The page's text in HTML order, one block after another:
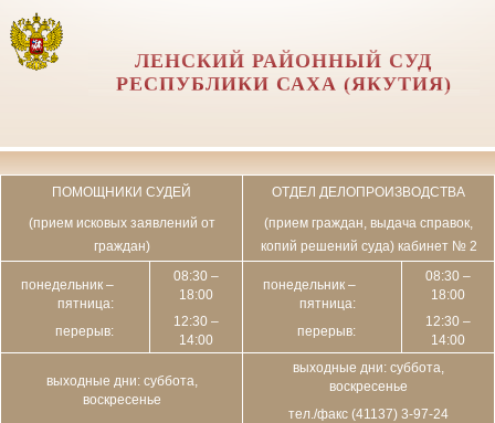
ЛЕНСКИЙ РАЙОННЫЙ СУД
РЕСПУБЛИКИ САХА (ЯКУТИЯ)
ПОМОЩНИКИ СУДЕЙ
(прием исковых заявлений от
граждан)
ОТДЕЛ ДЕЛОПРОИЗВОДСТВА
(прием граждан, выдача справок,
копий решений суда) кабинет № 2
понедельник –
пятница:
перерыв:
08:30 –
18:00
12:30 –
14:00
понедельник –
пятница:
перерыв:
08:30 –
18:00
12:30 –
14:00
выходные дни: суббота,
воскресенье
выходные дни: суббота,
воскресенье
тел./факс (41137) 3-97-24